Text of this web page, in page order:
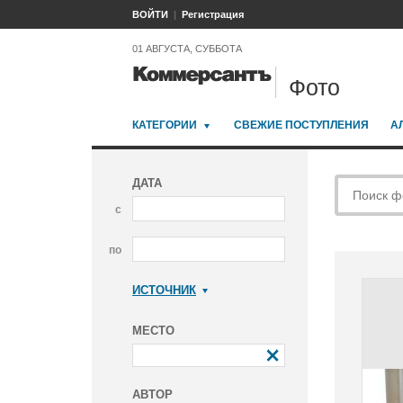
ВОЙТИ Регистрация
01 АВГУСТА, СУББОТА
Фото
КАТЕГОРИИ СВЕЖИЕ ПОСТУПЛЕНИЯ
ДАТА
с
по
ИСТОЧНИК
МЕСТО
АВТОР